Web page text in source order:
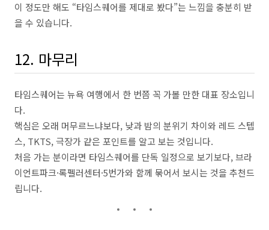
이 정도만 해도 “타임스퀘어를 제대로 봤다”는 느낌을 충분히 받
을 수 있습니다.
12. 마무리
타임스퀘어는 뉴욕 여행에서 한 번쯤 꼭 가볼 만한 대표 장소입니
다.
핵심은 오래 머무르느냐보다, 낮과 밤의 분위기 차이와 레드 스텝
스, TKTS, 극장가 같은 포인트를 알고 보는 것입니다.
처음 가는 분이라면 타임스퀘어를 단독 일정으로 보기보다, 브라
이언트파크·록펠러센터·5번가와 함께 묶어서 보시는 것을 추천드
립니다.